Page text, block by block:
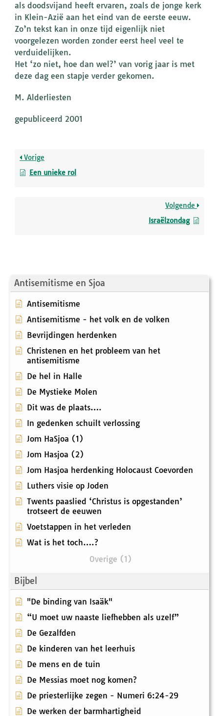
Antisemitisme en Sjoa
Antisemitisme
Antisemitisme - het volk en de volken
Bevrijdingen herdenken
Christenen en het probleem van het
antisemitisme
De hel in Halle
De Mystieke Molen
Dit was de plaats….
In gedenken schuilt verlossing
Jom HaSjoa (1)
Jom Hasjoa (2)
Jom Hasjoa herdenking Holocaust Coevorden
Luthers visie op Joden
Twents paaslied ‘Christus is opgestanden’
trotseert de eeuwen
Voetstappen in het verleden
Wat is het toch….?
Overige (1)
Bijbel
"De binding van Isaäk"
“U moet uw naaste liefhebben als uzelf”
De Gezalfden
De kinderen van het leerhuis
De mens en de tuin
De Messias moet nog komen?
De priesterlijke zegen - Numeri 6:24-29
De werken der barmhartigheid
als doodsvijand heeft ervaren, zoals de jonge kerk
in Klein-Azië aan het eind van de eerste eeuw.
Zo’n tekst kan in onze tijd eigenlijk niet
voorgelezen worden zonder eerst heel veel te
verduidelijken.
Het ‘zo niet, hoe dan wel?’ van vorig jaar is met
deze dag een stapje verder gekomen.
M. Alderliesten
gepubliceerd 2001
Vorige
Een unieke rol
Volgende
Israëlzondag